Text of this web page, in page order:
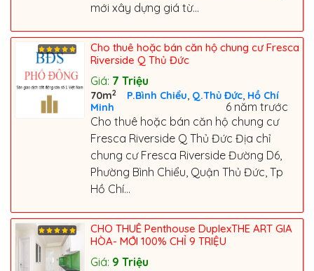
mới xây dựng giá từ...
Cho thuê hoặc bán căn hộ chung cư Fresca
Riverside Q Thủ Đức
Giá: 7 Triệu
70m2 P.Bình Chiểu, Q.Thủ Đức, Hồ Chí
Minh
6 năm trước
Cho thuê hoặc bán căn hộ chung cư
Fresca Riverside Q Thủ Đức Địa chỉ
chung cư Fresca Riverside Đường D6,
Phường Bình Chiểu, Quận Thủ Đức, Tp
Hồ Chí...
CHO THUÊ Penthouse DuplexTHE ART GIA
HÒA- MỚI 100% CHỈ 9 TRIỆU
Giá: 9 Triệu